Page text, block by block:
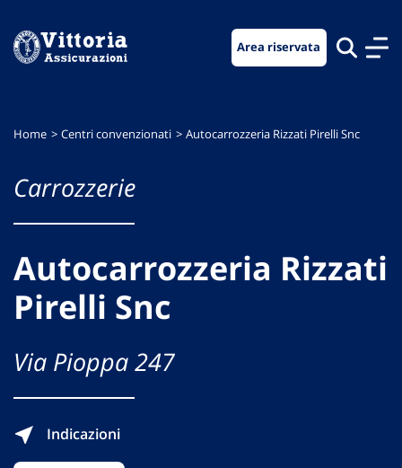
menu
contenuto
footer
Area riservata
Home Centri convenzionati Autocarrozzeria Rizzati Pirelli Snc
Carrozzerie
Autocarrozzeria Rizzati
Pirelli Snc
Via Pioppa 247
Indicazioni